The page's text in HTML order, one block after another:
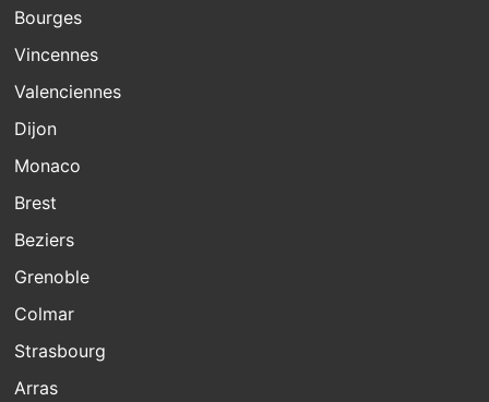
Bourges
Vincennes
Valenciennes
Dijon
Monaco
Brest
Beziers
Grenoble
Colmar
Strasbourg
Arras